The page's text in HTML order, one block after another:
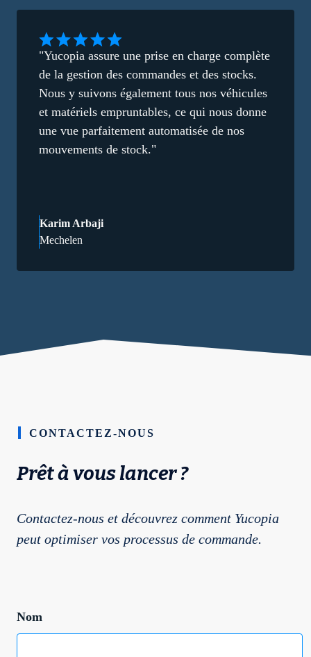
"Yucopia assure une prise en charge complète
de la gestion des commandes et des stocks.
Nous y suivons également tous nos véhicules
et matériels empruntables, ce qui nous donne
une vue parfaitement automatisée de nos
mouvements de stock."
Karim Arbaji
Mechelen
CONTACTEZ-NOUS
Prêt à vous lancer ?
Contactez-nous et découvrez comment Yucopia
peut optimiser vos processus de commande.
Nom